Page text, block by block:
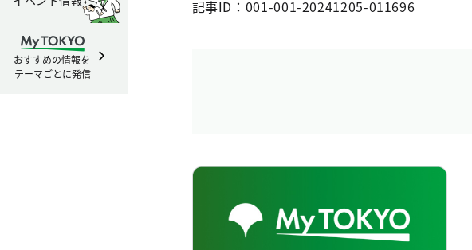
おすすめの情報を
テーマごとに発信
記事ID：001-001-20241205-011696